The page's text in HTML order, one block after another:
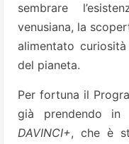
sembrare
venusiana, la
alimentato
del pianeta.
Per fortuna il
già prendendo in
DAVINCI+, che è